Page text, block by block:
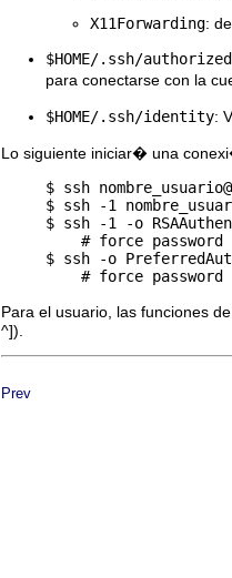
X11Forwarding:
$HOME/.ssh/
para conectarse con la
$HOME/.ssh/identity:
Lo siguiente iniciar� una
$ ssh
$ ssh -1
$ ssh -1 -o
# force password
$ ssh -o
Para el usuario, las funciones
^]).
Prev